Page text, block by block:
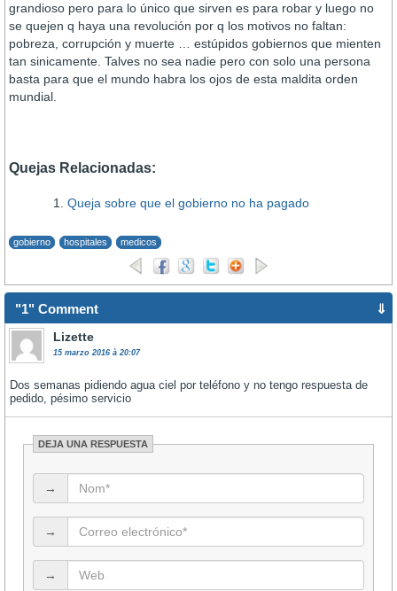
grandioso pero para lo único que sirven es para robar y luego no
se quejen q haya una revolución por q los motivos no faltan:
pobreza, corrupción y muerte … estúpidos gobiernos que mienten
tan sinicamente. Talves no sea nadie pero con solo una persona
basta para que el mundo habra los ojos de esta maldita orden
mundial.
Quejas Relacionadas:
Queja sobre que el gobierno no ha pagado
gobierno hospitales medicos
"1" Comment ⇓
Lizette
15 marzo 2016 à 20:07
Dos semanas pidiendo agua ciel por teléfono y no tengo respuesta de
pedido, pésimo servicio
DEJA UNA RESPUESTA
→
→
→